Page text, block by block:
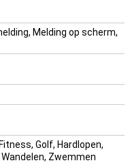
of je lichaam binnen je
Melding op scherm,
Golf, Hardlopen,
Zwemmen